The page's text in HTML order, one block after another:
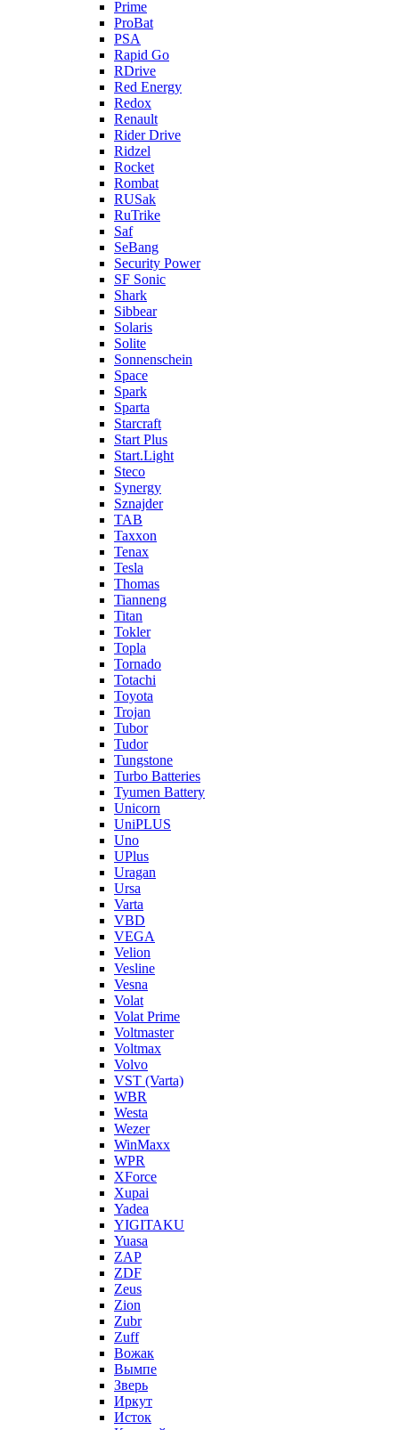
Prime
ProBat
PSA
Rapid Go
RDrive
Red Energy
Redox
Renault
Rider Drive
Ridzel
Rocket
Rombat
RUSak
RuTrike
Saf
SeBang
Security Power
SF Sonic
Shark
Sibbear
Solaris
Solite
Sonnenschein
Space
Spark
Sparta
Starcraft
Start Plus
Start.Light
Steco
Synergy
Sznajder
TAB
Taxxon
Tenax
Tesla
Thomas
Tianneng
Titan
Tokler
Topla
Tornado
Totachi
Toyota
Trojan
Tubor
Tudor
Tungstone
Turbo Batteries
Tyumen Battery
Unicorn
UniPLUS
Uno
UPlus
Uragan
Ursa
Varta
VBD
VEGA
Velion
Vesline
Vesna
Volat
Volat Prime
Voltmaster
Voltmax
Volvo
VST (Varta)
WBR
Westa
Wezer
WinMaxx
WPR
XForce
Xupai
Yadea
YIGITAKU
Yuasa
ZAP
ZDF
Zeus
Zion
Zubr
Zuff
Вожак
Вымпе
Зверь
Иркут
Исток